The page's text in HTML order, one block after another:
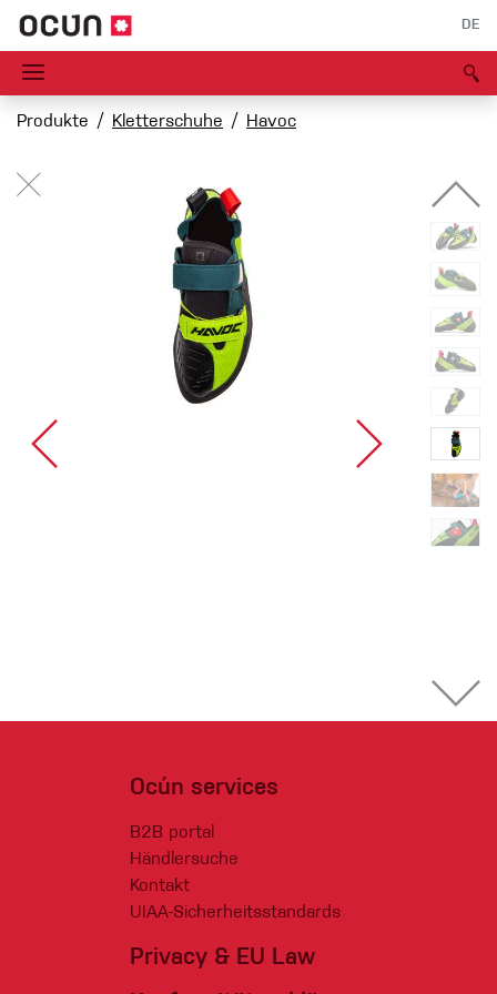
DE
Produkte Kletterschuhe Havoc
Ocún services
B2B portal
Händlersuche
Kontakt
UIAA-Sicherheitsstandards
Privacy & EU Law